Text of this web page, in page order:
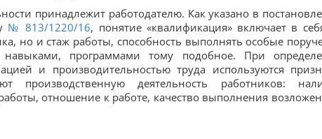
принадлежит работодателю. Как указано в
№ 813/1220/16, понятие «квалификация» включает в
но и стаж работы, способность выполнять особые
навыками, программами тому подобное. При
и производительностью труда используются
производственную деятельность работников:
отношение к работе, качество выполнения